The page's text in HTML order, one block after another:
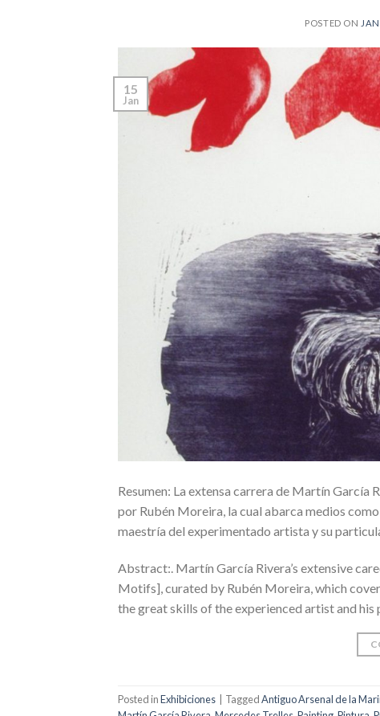
POSTED ON
15
Jan
Resumen: La extensa carrera de Martín García
por Rubén Moreira, la cual abarca medios
maestría del experimentado artista y su
Abstract:. Martín García Rivera’s extensive
Motifs], curated by Rubén Moreira, which
the great skills of the experienced artist and
Posted inExhibiciones TaggedAntiguo Arsenal de la